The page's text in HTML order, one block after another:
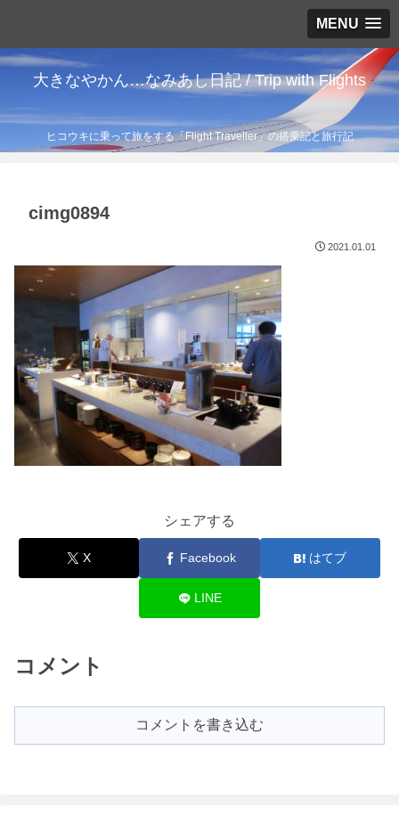
MENU
大きなやかん…なみあし日記 / Trip with Flights
ヒコウキに乗って旅をする「Flight Traveller」の搭乗記と旅行記
cimg0894
2021.01.01
シェアする
X Facebook はてブ
LINE
コメント
コメントを書き込む